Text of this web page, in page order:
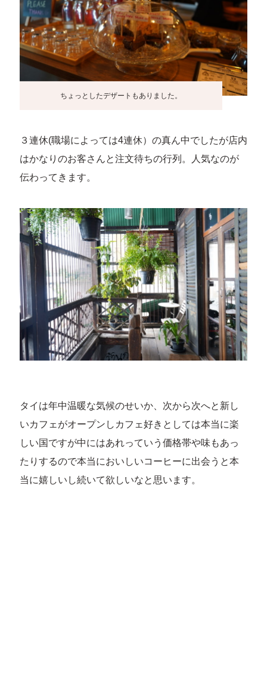
ちょっとしたデザートもありました。
３連休(職場によっては4連休）の真ん中でしたが店内
はかなりのお客さんと注文待ちの行列。人気なのが
伝わってきます。
タイは年中温暖な気候のせいか、次から次へと新し
いカフェがオープンしカフェ好きとしては本当に楽
しい国ですが中にはあれっていう価格帯や味もあっ
たりするので本当においしいコーヒーに出会うと本
当に嬉しいし続いて欲しいなと思います。